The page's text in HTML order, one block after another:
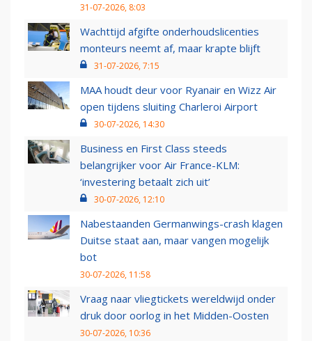
31-07-2026, 8:03
Wachttijd afgifte onderhoudslicenties
monteurs neemt af, maar krapte blijft
31-07-2026, 7:15
MAA houdt deur voor Ryanair en Wizz Air
open tijdens sluiting Charleroi Airport
30-07-2026, 14:30
Business en First Class steeds
belangrijker voor Air France-KLM:
‘investering betaalt zich uit’
30-07-2026, 12:10
Nabestaanden Germanwings-crash klagen
Duitse staat aan, maar vangen mogelijk
bot
30-07-2026, 11:58
Vraag naar vliegtickets wereldwijd onder
druk door oorlog in het Midden-Oosten
30-07-2026, 10:36